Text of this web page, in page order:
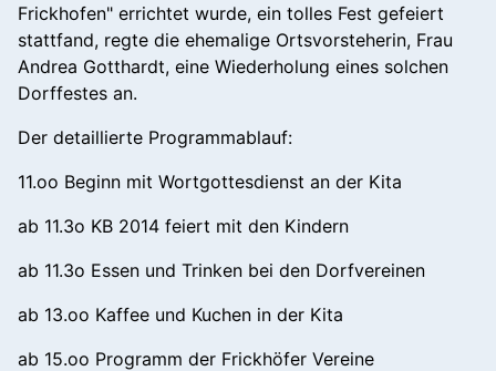
Frickhofen" errichtet wurde, ein tolles Fest gefeiert
stattfand, regte die ehemalige Ortsvorsteherin, Frau
Andrea Gotthardt, eine Wiederholung eines solchen
Dorffestes an.
Der detaillierte Programmablauf:
11.oo Beginn mit Wortgottesdienst an der Kita
ab 11.3o KB 2014 feiert mit den Kindern
ab 11.3o Essen und Trinken bei den Dorfvereinen
ab 13.oo Kaffee und Kuchen in der Kita
ab 15.oo Programm der Frickhöfer Vereine